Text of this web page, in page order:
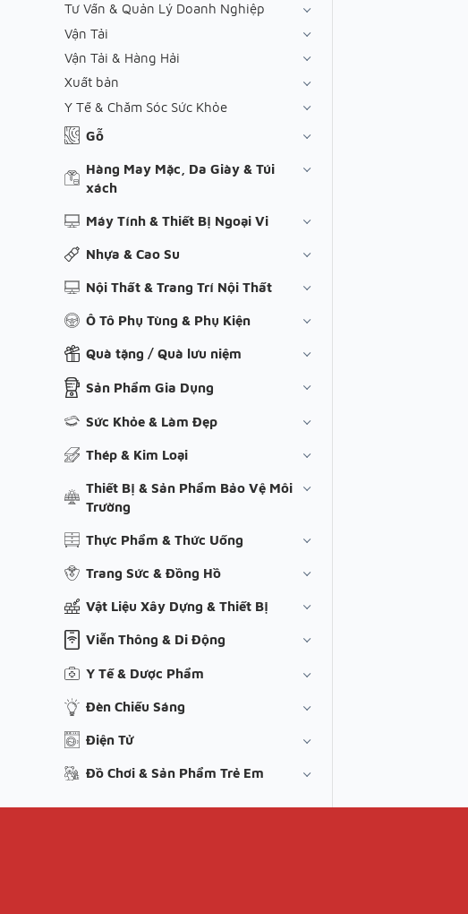
Tư Vấn & Quản Lý Doanh Nghiệp
Vận Tải
Vận Tải & Hàng Hải
Xuất bản
Y Tế & Chăm Sóc Sức Khỏe
Gỗ
Hàng May Mặc, Da Giày & Túi
xách
Máy Tính & Thiết Bị Ngoại Vi
Nhựa & Cao Su
Nội Thất & Trang Trí Nội Thất
Ô Tô Phụ Tùng & Phụ Kiện
Quà tặng / Quà lưu niệm
Sản Phẩm Gia Dụng
Sức Khỏe & Làm Đẹp
Thép & Kim Loại
Thiết Bị & Sản Phẩm Bảo Vệ Môi
Trường
Thực Phẩm & Thức Uống
Trang Sức & Đồng Hồ
Vật Liệu Xây Dựng & Thiết Bị
Viễn Thông & Di Động
Y Tế & Dược Phẩm
Đèn Chiếu Sáng
Điện Tử
Đồ Chơi & Sản Phẩm Trẻ Em